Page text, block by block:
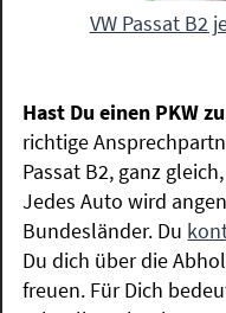
VW Passat B2
Hast Du einen PKW
richtige
Passat B2, ganz
Jedes Auto wird
Bundesländer. Du
Du dich über die
freuen. Für Dich